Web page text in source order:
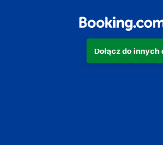
Dołącz do